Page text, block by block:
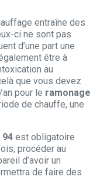
entraîne des
ci ne sont pas
d’une part une
être à
au
que vous devez
pour le ramonage
de chauffe, une
94 est obligatoire
procéder au
d’avoir un
de faire des